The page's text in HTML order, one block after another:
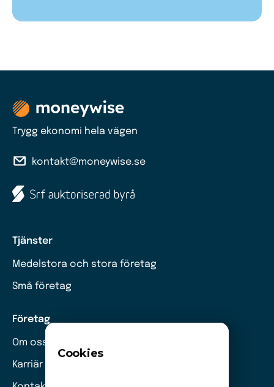
Trygg ekonomi hela vägen
kontakt@moneywise.se
Tjänster
Medelstora och stora företag
Små företag
Företag
Om oss
Karriär
Cookies